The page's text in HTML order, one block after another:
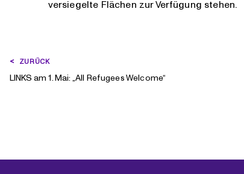
versiegelte Flächen zur Verfügung stehen.
BEITRAGSNAVIGATION
ZURÜCK
LINKS am 1. Mai: „All Refugees Welcome“